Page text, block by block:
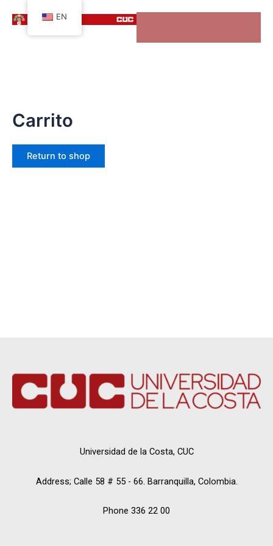
content
Carrito
Return to shop
Universidad de la Costa, CUC
Address; Calle 58 # 55 - 66. Barranquilla, Colombia.
Phone 336 22 00
EN